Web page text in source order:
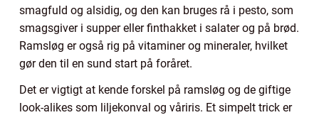
smagfuld og alsidig, og den kan bruges rå i pesto, som
smagsgiver i supper eller finthakket i salater og på brød.
Ramsløg er også rig på vitaminer og mineraler, hvilket
gør den til en sund start på foråret.
Det er vigtigt at kende forskel på ramsløg og de giftige
look-alikes som liljekonval og våriris. Et simpelt trick er